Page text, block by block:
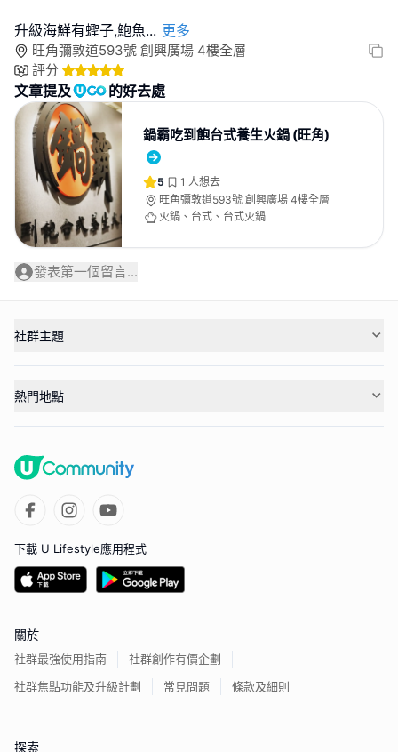
升級海鮮有蟶子,鮑魚... 更多
旺角彌敦道593號 創興廣場 4樓全層
評分
文章提及 的好去處
鍋霸吃到飽台式養生火鍋 (旺角)
5 1 人想去
旺角彌敦道593號 創興廣場 4樓全層
火鍋、台式、台式火鍋
發表第一個留言...
社群主題
熱門地點
下載 U Lifestyle應用程式
關於
社群最強使用指南
社群創作有價企劃
社群焦點功能及升級計劃
常見問題 條款及細則
探索